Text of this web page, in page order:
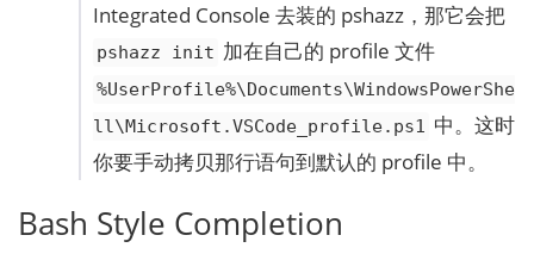
Integrated Console 去装的 pshazz，那它会把
pshazz init 加在自己的 profile 文件
%UserProfile%\Documents\WindowsPowerShe
ll\Microsoft.VSCode_profile.ps1 中。这时
你要手动拷贝那行语句到默认的 profile 中。
Bash Style Completion